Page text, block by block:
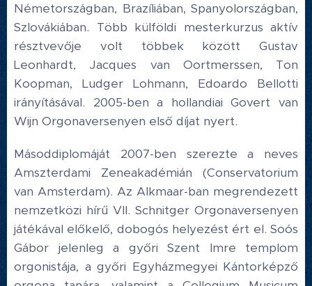
Németországban, Brazíliában, Spanyolországban,
Szlovákiában. Több külföldi mesterkurzus aktív
résztvevője volt többek között Gustav
Leonhardt, Jacques van Oortmerssen, Ton
Koopman, Ludger Lohmann, Edoardo Bellotti
irányításával. 2005-ben a hollandiai Govert van
Wijn Orgonaversenyen első díjat nyert.
Másoddiplomáját 2007-ben szerezte a neves
Amszterdami Zeneakadémián (Conservatorium
van Amsterdam). Az Alkmaar-ban megrendezett
nemzetközi hírű VII. Schnitger Orgonaversenyen
játékával előkelő, dobogós helyezést ért el. Soós
Gábor jelenleg a győri Szent Imre templom
orgonistája, a győri Egyházmegyei Kántorképző